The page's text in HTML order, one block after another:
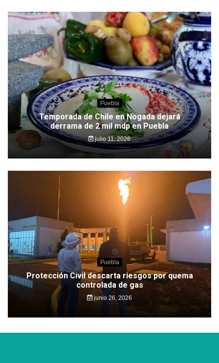
Puebla
Temporada de Chile en Nogada dejará
derrama de 2 mil mdp en Puebla
julio 11, 2026
Puebla
Protección Civil descarta riesgos por quema
controlada de gas
junio 26, 2026